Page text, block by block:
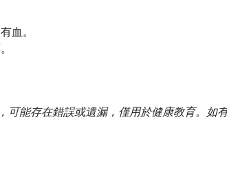
血。
可能存在錯誤或遺漏，僅用於健康教育。如